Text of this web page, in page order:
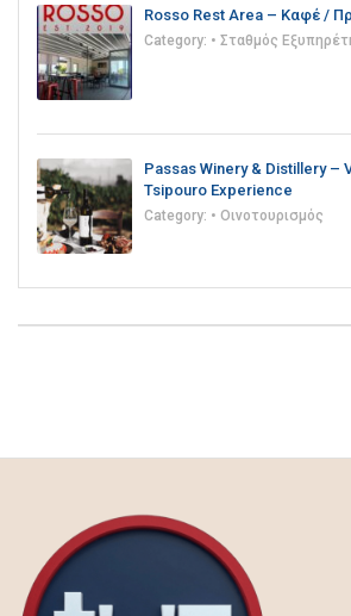
Rosso Rest Area – Καφέ /
Category: • Σταθμός
Passas Winery & Distillery –
Tsipouro Experience
Category: • Οινοτουρισμός